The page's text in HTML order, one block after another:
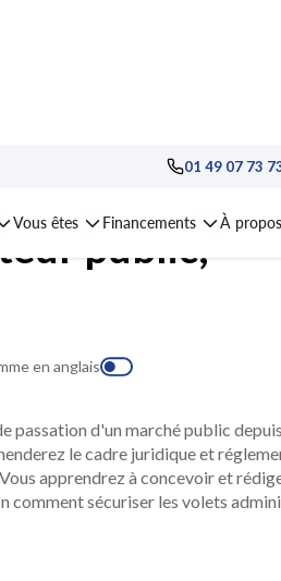
01 49 07 73
Vous êtes Financements À propos
Formation
public,
en anglais
passation d'un marché public
le cadre juridique et
apprendrez à concevoir et
comment sécuriser les volets